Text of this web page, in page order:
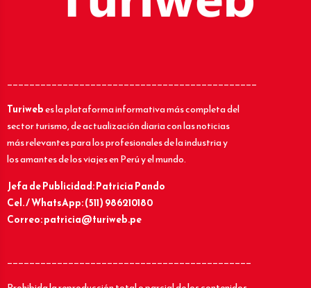
_____________________________________________
Turiwebes la plataforma informativa más completa del
sector turismo, de actualización diaria con las noticias
más relevantes para los profesionales de la industria y
los amantes de los viajes en Perú y el mundo.
Jefa de Publicidad: Patricia Pando
Cel. / WhatsApp: (511) 986210180
Correo: patricia@turiweb.pe
____________________________________________